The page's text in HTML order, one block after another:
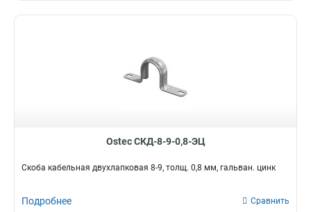
Ostec СКД-8-9-0,8-ЭЦ
Скоба кабельная двухлапковая 8-9, толщ. 0,8 мм, гальван. цинк
Подробнее Сравнить